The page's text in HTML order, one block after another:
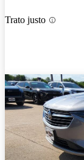
Trato justo